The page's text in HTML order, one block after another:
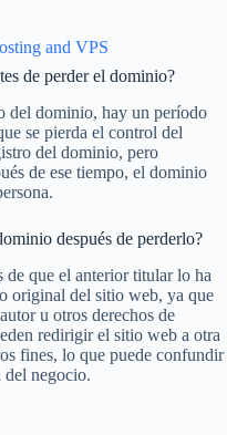
de perder el dominio?
del dominio, hay un período
se pierda el control del
del dominio, pero
de ese tiempo, el dominio
después de perderlo?
de que el anterior titular lo ha
original del sitio web, ya que
u otros derechos de
redirigir el sitio web a otra
fines, lo que puede confundir
del negocio.